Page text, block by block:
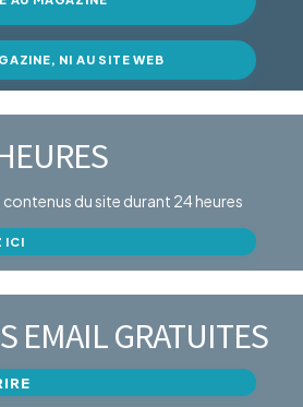
NI AU SITE WEB
du site durant 24 heures
ICI
EMAIL GRATUITES